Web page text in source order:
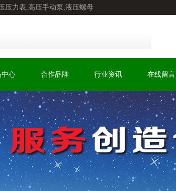
压力表,高压手动泵,液压螺母
中心 合作品牌 行业资讯 在线留言